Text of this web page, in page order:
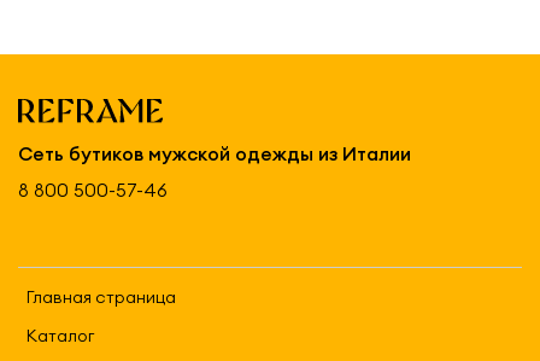
Главная страница
Каталог
Сеть бутиков мужской одежды из Италии
8 800 500-57-46